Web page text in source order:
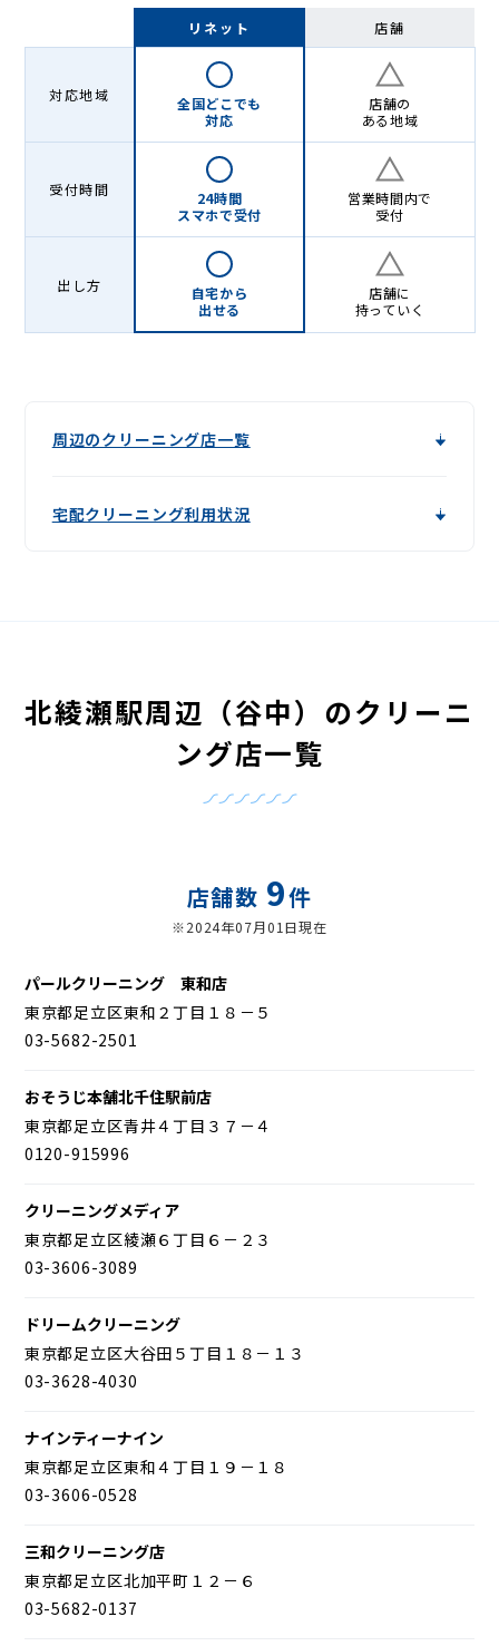
リネット 店舗
対応地域
全国どこでも
対応
店舗の
ある地域
受付時間
24時間
スマホで受付
営業時間内で
受付
出し方
自宅から
出せる
店舗に
持っていく
周辺のクリーニング店一覧
宅配クリーニング利用状況
北綾瀬駅周辺（谷中）のクリーニ
ング店一覧
店舗数 9件
※2024年07月01日現在
パールクリーニング 東和店
東京都足立区東和２丁目１８－５
03-5682-2501
おそうじ本舗北千住駅前店
東京都足立区青井４丁目３７－４
0120-915996
クリーニングメディア
東京都足立区綾瀬６丁目６－２３
03-3606-3089
ドリームクリーニング
東京都足立区大谷田５丁目１８－１３
03-3628-4030
ナインティーナイン
東京都足立区東和４丁目１９－１８
03-3606-0528
三和クリーニング店
東京都足立区北加平町１２－６
03-5682-0137